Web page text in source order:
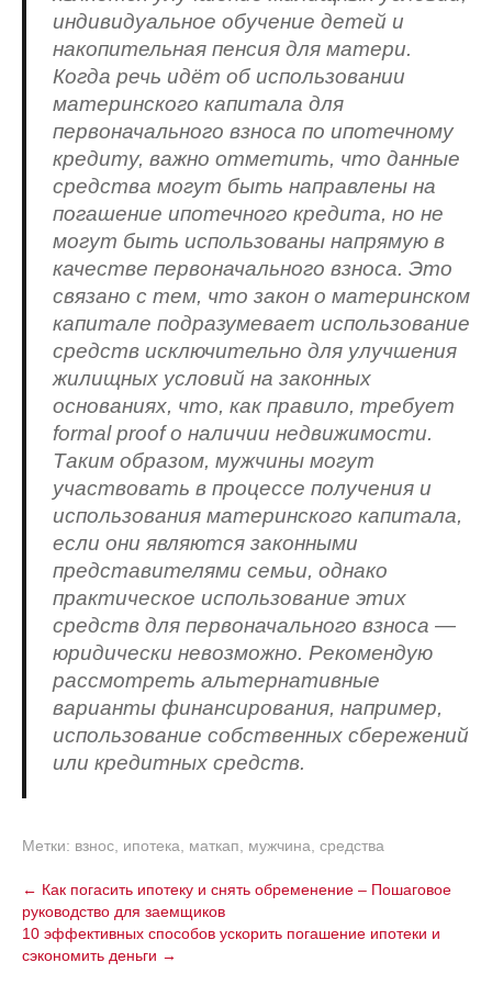
индивидуальное обучение детей и
накопительная пенсия для матери.
Когда речь идёт об использовании
материнского капитала для
первоначального взноса по ипотечному
кредиту, важно отметить, что данные
средства могут быть направлены на
погашение ипотечного кредита, но не
могут быть использованы напрямую в
качестве первоначального взноса. Это
связано с тем, что закон о материнском
капитале подразумевает использование
средств исключительно для улучшения
жилищных условий на законных
основаниях, что, как правило, требует
formal proof о наличии недвижимости.
Таким образом, мужчины могут
участвовать в процессе получения и
использования материнского капитала,
если они являются законными
представителями семьи, однако
практическое использование этих
средств для первоначального взноса —
юридически невозможно. Рекомендую
рассмотреть альтернативные
варианты финансирования, например,
использование собственных сбережений
или кредитных средств.
Метки: взнос ипотека маткап мужчина средства
Навигация
по
записям
← Как погасить ипотеку и снять обременение – Пошаговое
руководство для заемщиков
10 эффективных способов ускорить погашение ипотеки и
сэкономить деньги →